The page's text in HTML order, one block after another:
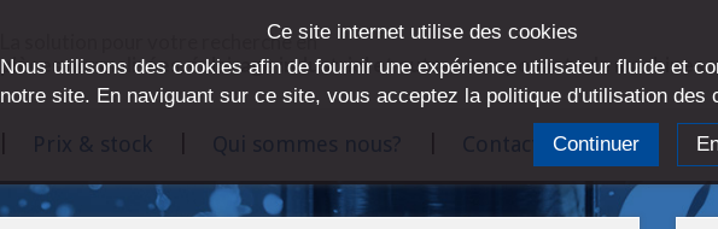
La solution pour votre recherche en
pièces normalisées, éclairage industriel et autres composants de machines
Prix & stock Qui sommes nous? Contact
Ce site internet utilise des cookies
Nous utilisons des cookies afin de fournir une expérience utilisateur fluide et
notre site. En naviguant sur ce site, vous acceptez la politique d'utilisation des
Continuer